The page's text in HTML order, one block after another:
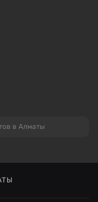
в Алматы